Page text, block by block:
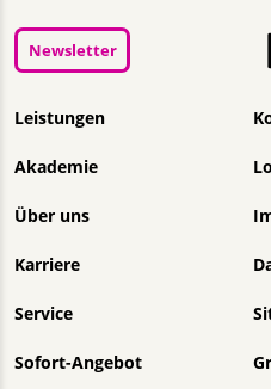
Navigation überspringen
Leistungen
Akademie
Über uns
Karriere
Service
Sofort-Angebot
Newsletter